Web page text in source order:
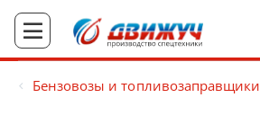
Бензовозы и топливозаправщики